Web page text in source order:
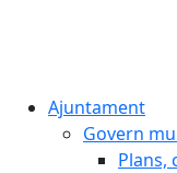
Ajuntament
Govern
Plans,